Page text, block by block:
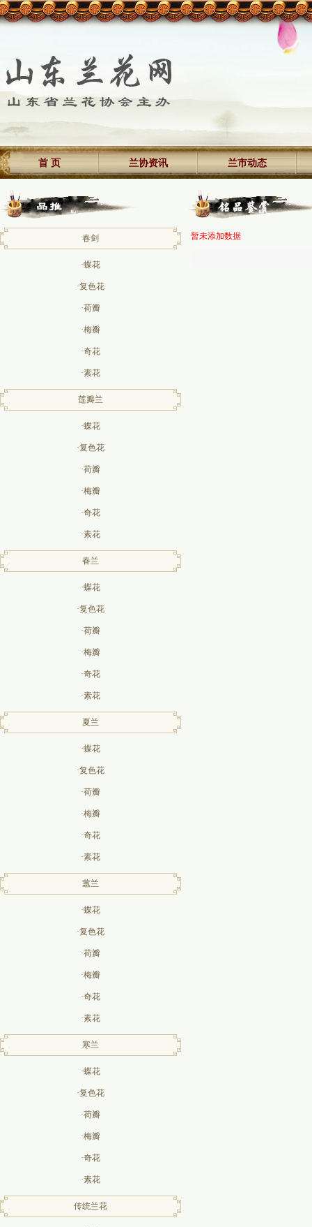
首 页 兰协资讯 兰市动态
春剑
·蝶花
·复色花
·荷瓣
·梅瓣
·奇花
·素花
莲瓣兰
·蝶花
·复色花
·荷瓣
·梅瓣
·奇花
·素花
春兰
·蝶花
·复色花
·荷瓣
·梅瓣
·奇花
·素花
夏兰
·蝶花
·复色花
·荷瓣
·梅瓣
·奇花
·素花
蕙兰
·蝶花
·复色花
·荷瓣
·梅瓣
·奇花
·素花
寒兰
·蝶花
·复色花
·荷瓣
·梅瓣
·奇花
·素花
传统兰花
暂未添加数据